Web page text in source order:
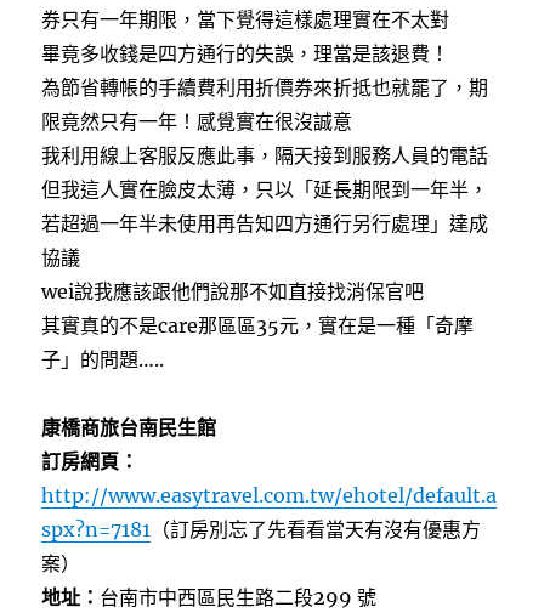
券只有一年期限，當下覺得這樣處理實在不太對
畢竟多收錢是四方通行的失誤，理當是該退費！
為節省轉帳的手續費利用折價券來折抵也就罷了，期
限竟然只有一年！感覺實在很沒誠意
我利用線上客服反應此事，隔天接到服務人員的電話
但我這人實在臉皮太薄，只以「延長期限到一年半，
若超過一年半未使用再告知四方通行另行處理」達成
協議
wei說我應該跟他們說那不如直接找消保官吧
其實真的不是care那區區35元，實在是一種「奇摩
子」的問題…..
康橋商旅台南民生館
訂房網頁：
http://www.easytravel.com.tw/ehotel/default.a
spx?n=7181 （訂房別忘了先看看當天有沒有優惠方
案）
地址： 台南市中西區民生路二段299 號